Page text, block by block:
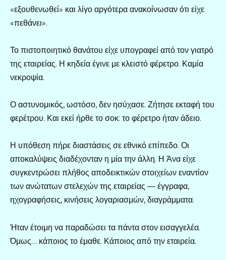
«εξουθενωθεί» και λίγο αργότερα ανακοίνωσαν ότι είχε
«πεθάνει».
Το πιστοποιητικό θανάτου είχε υπογραφεί από τον γιατρό
της εταιρείας. Η κηδεία έγινε με κλειστό φέρετρο. Καμία
νεκροψία.
Ο αστυνομικός, ωστόσο, δεν ησύχασε. Ζήτησε εκταφή του
φερέτρου. Και εκεί ήρθε το σοκ: το φέρετρο ήταν άδειο.
Η υπόθεση πήρε διαστάσεις σε εθνικό επίπεδο. Οι
αποκαλύψεις διαδέχονταν η μία την άλλη. Η Άνα είχε
συγκεντρώσει πλήθος αποδεικτικών στοιχείων εναντίον
των ανώτατων στελεχών της εταιρείας — έγγραφα,
ηχογραφήσεις, κινήσεις λογαριασμών, διαγράμματα.
Ήταν έτοιμη να παραδώσει τα πάντα στον εισαγγελέα.
Όμως… κάποιος το έμαθε. Κάποιος από την εταιρεία.